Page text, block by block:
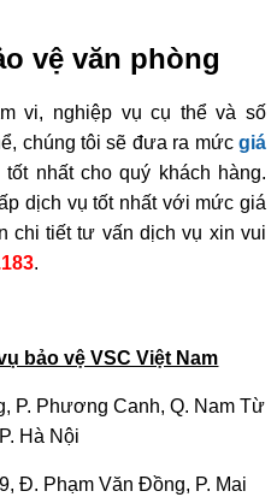
vệ văn phòng
vi, nghiệp vụ cụ thể và số
chúng tôi sẽ đưa ra mứcgiá
tốt nhất cho quý khách hàng.
dịch vụ tốt nhất với mức giá
chi tiết tư vấn dịch vụ xin vui
.
bảo vệ VSC Việt Nam
P. Phương Canh, Q. Nam Từ
Hà Nội
Đ. Phạm Văn Đồng, P. Mai